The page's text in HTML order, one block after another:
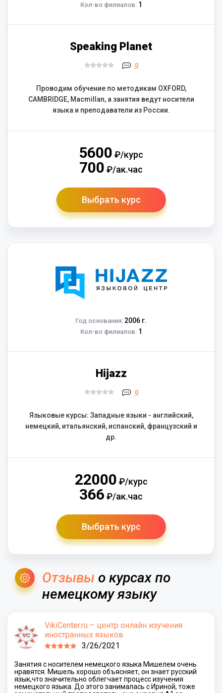
Кол-во филиалов:1
Speaking Planet
0
Проводим обучение по методикам OXFORD,
CAMBRIDGE, Macmillan, а занятия ведут носители
языка и преподаватели из России.
5600 ₽/курс
700 ₽/ак.час
Выбрать курс
Год основания: 2006 г.
Кол-во филиалов:1
Hijazz
0
Языковые курсы: Западные языки - английский,
немецкий, итальянский, испанский, французский и
др.
22000 ₽/курс
366 ₽/ак.час
Выбрать курс
Отзывы о курсах по
немецкому языку
VikiCenter.ru – центр онлайн изучения
иностранных языков
3/26/2021
Занятия с носителем немецкого языка Мишелем очень
нравятся. Мишель хорошо объясняет, он знает русский
язык,что значительно облегчает процесс изучения
немецкого языка. До этого занималась с Ириной, тоже